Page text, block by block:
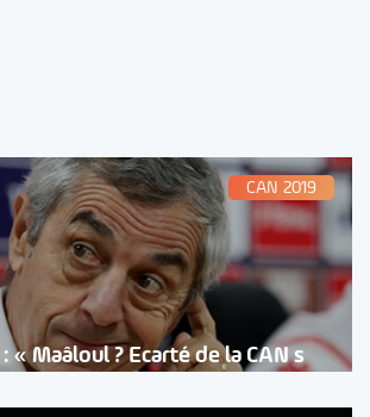
CAN 2019
« Maâloul ? Ecarté de la CAN s